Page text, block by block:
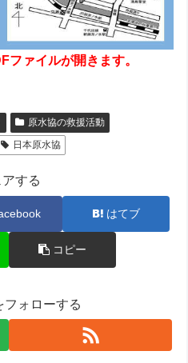
ァイルが開きます。
原水協の救援活動
日本原水協
アする
はてブ
コピー
フォローする